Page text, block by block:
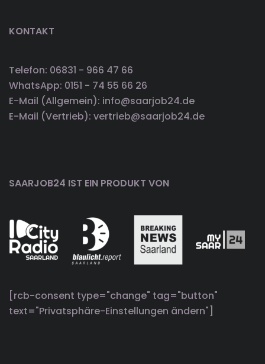
KONTAKT
Telefon: 06831 - 966 47 66
WhatsApp: 0151 - 74 55 66 26
E-Mail (Allgemein): info@saarjob24.de
E-Mail (Vertrieb): vertrieb@saarjob24.de
SAARJOB24 IST EIN PRODUKT VON
[rcb-consent type="change" tag="button"
text="Privatsphäre-Einstellungen ändern"]